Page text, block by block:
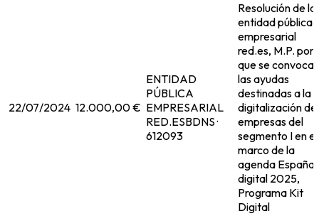
22/07/2024 12.000,00 €
ENTIDAD
PÚBLICA
EMPRESARIAL
RED.ESBDNS ·
612093
Resolución de la
entidad pública
empresarial
red.es, M.P. por
que se convocan
las ayudas
destinadas a la
digitalización de
empresas del
segmento I en el
marco de la
agenda España
digital 2025,
Programa Kit
Digital